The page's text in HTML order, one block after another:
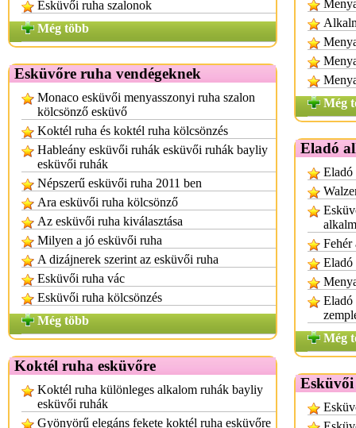
Esküvői ruha szalonok
Még több
Esküvőre ruha vendégeknek
Monaco esküvői menyasszonyi ruha szalon
kölcsönző esküvő
Koktél ruha és koktél ruha kölcsönzés
Hableány esküvői ruhák esküvői ruhák bayliy
esküvői ruhák
Népszerű esküvői ruha 2011 ben
Ara esküvői ruha kölcsönző
Az esküvői ruha kiválasztása
Milyen a jó esküvői ruha
A dizájnerek szerint az esküvői ruha
Esküvői ruha vác
Esküvői ruha kölcsönzés
Még több
Koktél ruha esküvőre
Koktél ruha különleges alkalom ruhák bayliy
esküvői ruhák
Gyönyörű elegáns fekete koktél ruha esküvőre
Még
Eladó
Eladó
Fehér
Eladó
Eladó
Még
Esküvői